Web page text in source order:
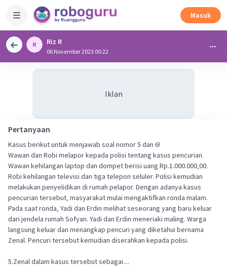
Masuk
Riz R
06 November 2023 00:22
Iklan
Pertanyaan
Kasus berikut untuk menjawab soal nomor 5 dan 6!
Wawan dan Robi melapor kepada polisi tentang kasus pencurian.
Wawan kehilangan laptop dan dompet berisi uang Rp.1.000.000‚00.
Robi kehilangan televisi dan tiga telepon seluler. Polisi kemudian
melakukan penyelidikan di rumah pelapor. Dengan adanya kasus
pencurian tersebut‚ masyarakat mulai mengaktifkan ronda malam.
Pada saat ronda‚ Yadi dan Erdin melihat seseorang yang baru keluar
dari jendela rumah Sofyan. Yadi dan Erdin meneriaki maling. Warga
langsung keluar dan menangkap pencuri yang diketahui bernama
Zenal. Pencuri tersebut kemudian diserahkan kepada polisi.
5.Zenal dalam kasus tersebut sebagai....